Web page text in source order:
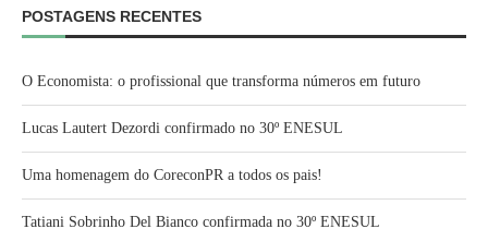
POSTAGENS RECENTES
O Economista: o profissional que transforma números em futuro
Lucas Lautert Dezordi confirmado no 30º ENESUL
Uma homenagem do CoreconPR a todos os pais!
Tatiani Sobrinho Del Bianco confirmada no 30º ENESUL